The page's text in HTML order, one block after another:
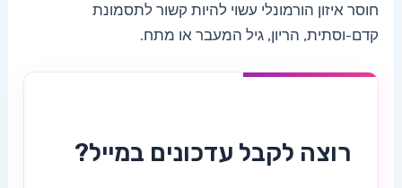
חוסר איזון הורמונלי עשוי להיות קשור לתסמונת
קדם-וסתית, הריון, גיל המעבר או מתח.
רוצה לקבל עדכונים במייל?